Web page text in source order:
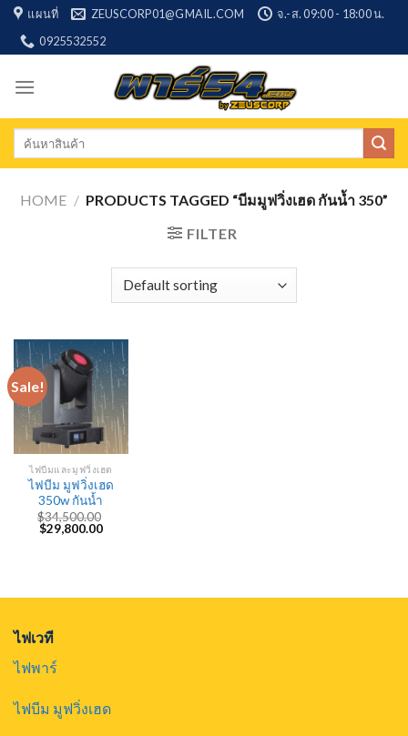
Skip
content
แผนที่ ZEUSCORP01@GMAIL.COM
จ.-ส. 09:00 - 18:00 น.
0925532552
Search
HOME / PRODUCTS TAGGED “บีมมูฟวิ่งเฮด กันน้ำ 350”
FILTER
Sale!
ไฟบีมและมูฟวิ่งเฮด
ไฟบีม มูฟวิ่งเฮด
350w กันน้ำ
$34,500.00
Original
price
$29,800.00Current
ไฟเวที
ไฟพาร์
ไฟบีม มูฟวิ่งเฮด